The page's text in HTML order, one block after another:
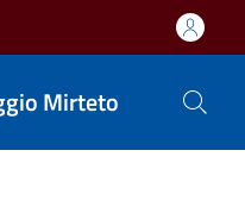
Mirteto